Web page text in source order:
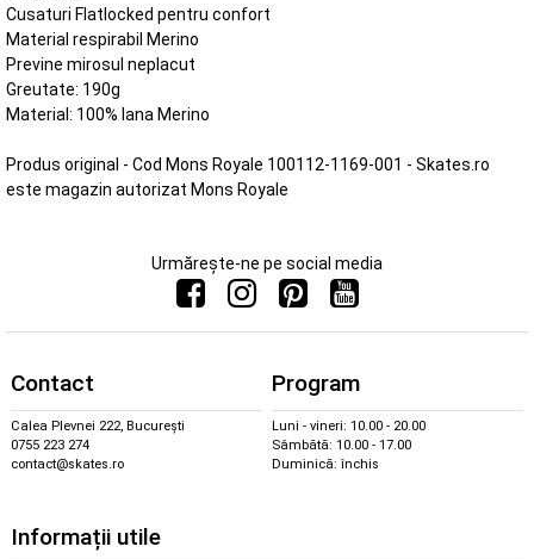
Cusaturi Flatlocked pentru confort
Material respirabil Merino
Previne mirosul neplacut
Greutate: 190g
Material: 100% lana Merino
Produs original - Cod Mons Royale 100112-1169-001 - Skates.ro
este magazin autorizat Mons Royale
Urmărește-ne pe social media
Contact
Calea Plevnei 222, București
0755 223 274
contact@skates.ro
Program
Luni - vineri: 10.00 - 20.00
Sâmbătă: 10.00 - 17.00
Duminică: închis
Informații utile